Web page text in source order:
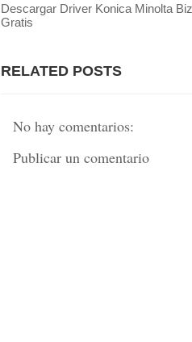
Descargar Driver Konica Minolta
Gratis
RELATED POSTS
No hay comentarios:
Publicar un comentario